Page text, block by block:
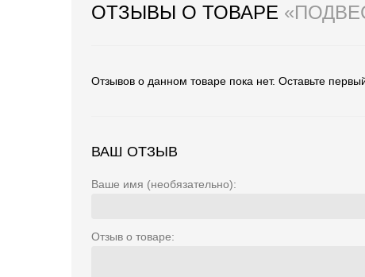
ОТЗЫВЫ О ТОВАРЕ
Отзывов о данном товаре пока нет. Оставьте
ВАШ ОТЗЫВ
Ваше имя (необязательно):
Отзыв о товаре: